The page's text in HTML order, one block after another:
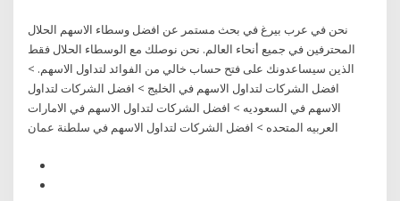
نحن في عرب بيرغ في بحث مستمر عن افضل وسطاء الاسهم الحلال
المحترفين في جميع أنحاء العالم. نحن نوصلك مع الوسطاء الحلال فقط
الذين سيساعدونك على فتح حساب خالي من الفوائد لتداول الاسهم. >
افضل الشركات لتداول الاسهم في الخليج > افضل الشركات لتداول
الاسهم في السعوديه > افضل الشركات لتداول الاسهم في الامارات
العربيه المتحده > افضل الشركات لتداول الاسهم في سلطنة عمان